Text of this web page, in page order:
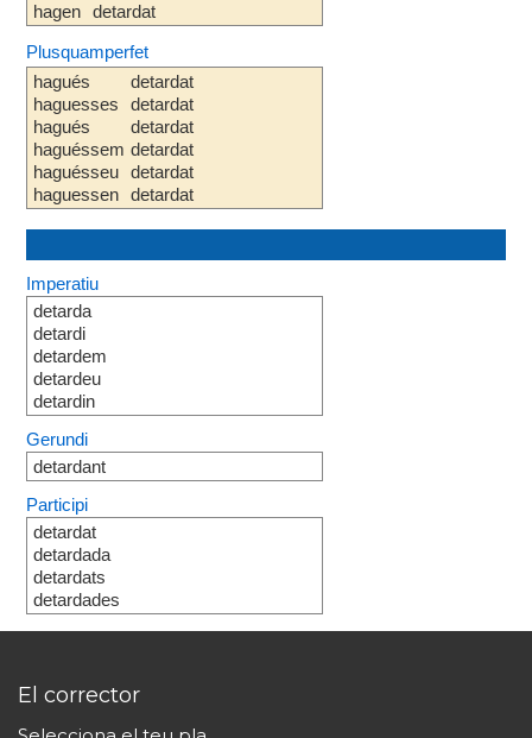
hagen detardat
Plusquamperfet
hagués
haguesses
hagués
haguéssem
haguésseu
haguessen
detardat
detardat
detardat
detardat
detardat
detardat
Imperatiu
detarda
detardi
detardem
detardeu
detardin
Gerundi
detardant
Participi
detardat
detardada
detardats
detardades
El corrector